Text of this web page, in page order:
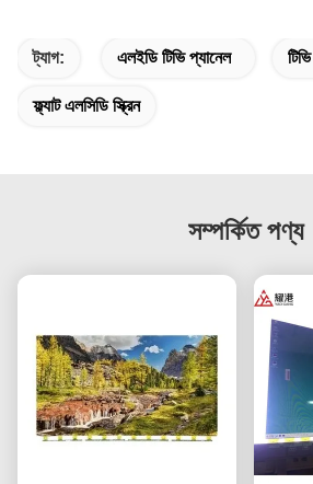
ট্যাগ: এলইডি টিভি প্যানেল
ফ্ল্যাট এলসিডি স্ক্রিন
সম্পর্কিত পণ্য